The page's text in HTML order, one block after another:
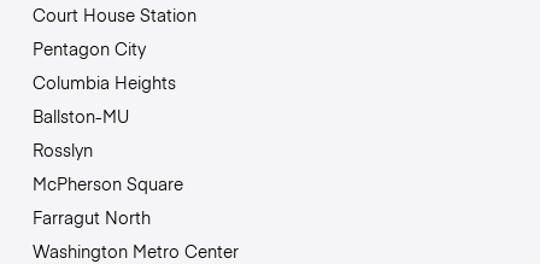
Court House Station
Pentagon City
Columbia Heights
Ballston-MU
Rosslyn
McPherson Square
Farragut North
Washington Metro Center